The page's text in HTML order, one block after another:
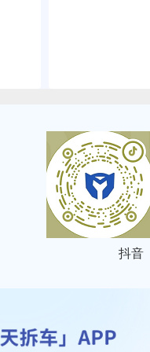
抖音
号